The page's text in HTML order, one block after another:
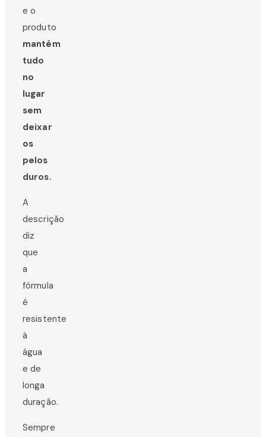
e o
produto
mantém
tudo
no
lugar
sem
deixar
os
pelos
duros.
A
descrição
diz
que
a
fórmula
é
resistente
à
água
e de
longa
duração.
Sempre